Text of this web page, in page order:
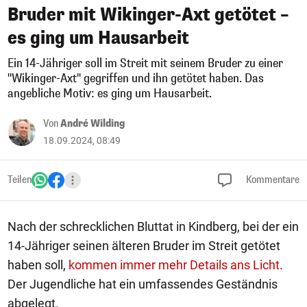
Bruder mit Wikinger-Axt getötet –
es ging um Hausarbeit
Ein 14-Jähriger soll im Streit mit seinem Bruder zu einer
"Wikinger-Axt" gegriffen und ihn getötet haben. Das
angebliche Motiv: es ging um Hausarbeit.
VonAndré Wilding
18.09.2024, 08:49
Teilen Kommentare
Nach der schrecklichen Bluttat in Kindberg, bei der ein
14-Jähriger seinen älteren Bruder im Streit getötet
haben soll, kommen immer mehr Details ans Licht.
Der Jugendliche hat ein umfassendes Geständnis
abgelegt.